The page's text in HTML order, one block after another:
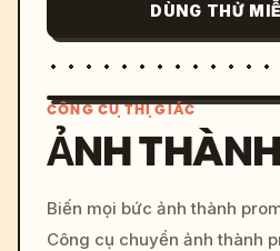
DÙNG THỬ
CÔNG CỤ THỊ GIÁC
ẢNH
Biến mọi bức ảnh thành
Công cụ chuyển ảnh thành